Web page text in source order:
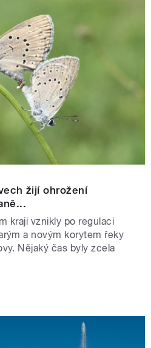
žijí ohrožení
kraji vznikly po regulaci
a novým korytem řeky
Nějaký čas byly zcela